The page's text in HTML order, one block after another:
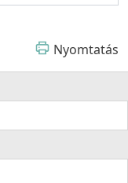
Nyomtatás